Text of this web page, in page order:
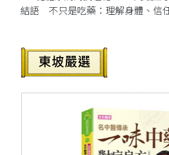
結語 不只是吃藥：理解身體、信